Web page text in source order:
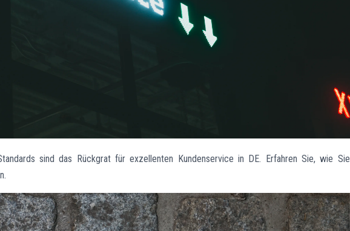
sind das Rückgrat für exzellenten Kundenservice in DE. Erfahren Sie, wie Sie